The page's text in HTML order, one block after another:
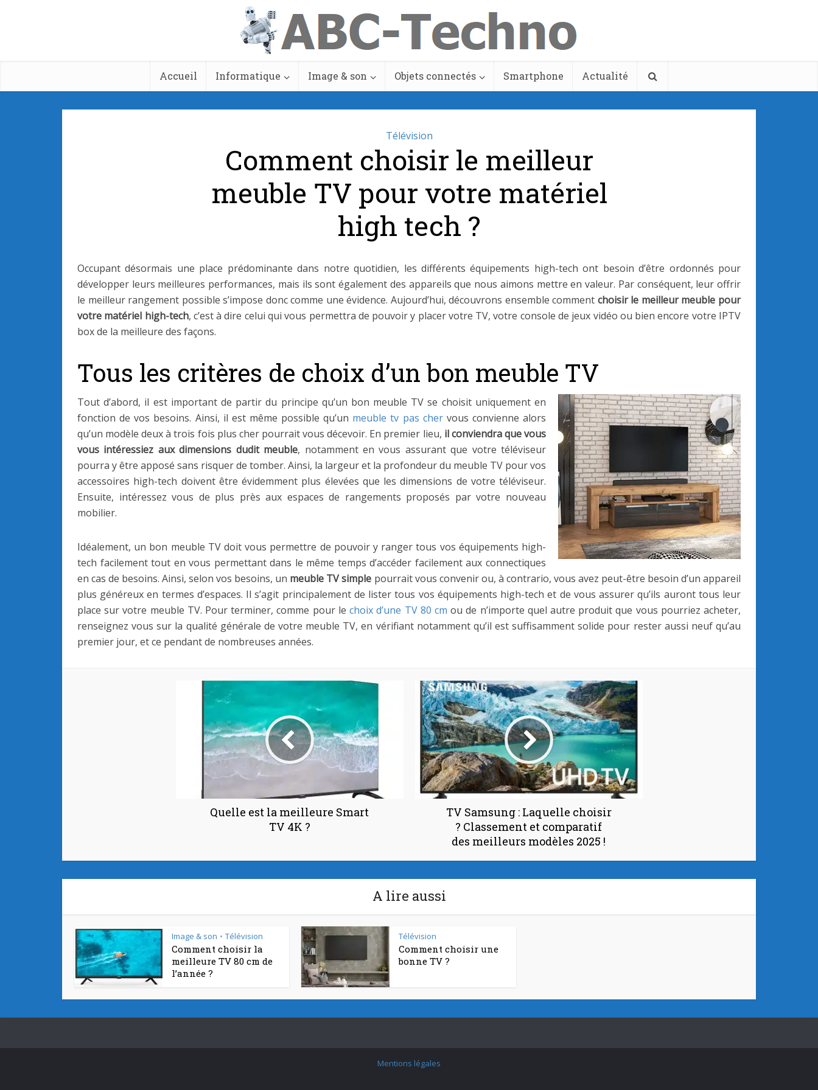
Accueil Informatique Image & son Objets connectés Smartphone Actualité
Télévision
Comment choisir le meilleur
meuble TV pour votre matériel
high tech ?
Occupant désormais une place prédominante dans notre quotidien, les différents équipements high-tech ont besoin d’être ordonnés pour
développer leurs meilleures performances, mais ils sont également des appareils que nous aimons mettre en valeur. Par conséquent, leur offrir
le meilleur rangement possible s’impose donc comme une évidence. Aujourd’hui, découvrons ensemble comment choisir le meilleur meuble pour
votre matériel high-tech, c’est à dire celui qui vous permettra de pouvoir y placer votre TV, votre console de jeux vidéo ou bien encore votre IPTV
box de la meilleure des façons.
Tous les critères de choix d’un bon meuble TV
Tout d’abord, il est important de partir du principe qu’un bon meuble TV se choisit uniquement en
fonction de vos besoins. Ainsi, il est même possible qu’un meuble tv pas chervous convienne alors
qu’un modèle deux à trois fois plus cher pourrait vous décevoir. En premier lieu, il conviendra que vous
vous intéressiez aux dimensions dudit meuble, notamment en vous assurant que votre téléviseur
pourra y être apposé sans risquer de tomber. Ainsi, la largeur et la profondeur du meuble TV pour vos
accessoires high-tech doivent être évidemment plus élevées que les dimensions de votre téléviseur.
Ensuite, intéressez vous de plus près aux espaces de rangements proposés par votre nouveau
mobilier.
Idéalement, un bon meuble TV doit vous permettre de pouvoir y ranger tous vos équipements high-
tech facilement tout en vous permettant dans le même temps d’accéder facilement aux connectiques
en cas de besoins. Ainsi, selon vos besoins, un meuble TV simple pourrait vous convenir ou, à contrario, vous avez peut-être besoin d’un appareil
plus généreux en termes d’espaces. Il s’agit principalement de lister tous vos équipements high-tech et de vous assurer qu’ils auront tous leur
place sur votre meuble TV. Pour terminer, comme pour lechoix d’une TV 80 cm ou de n’importe quel autre produit que vous pourriez acheter,
renseignez vous sur la qualité générale de votre meuble TV, en vérifiant notamment qu’il est suffisamment solide pour rester aussi neuf qu’au
premier jour, et ce pendant de nombreuses années.
Quelle est la meilleure Smart
TV 4K ?
TV Samsung : Laquelle choisir
? Classement et comparatif
des meilleurs modèles 2025 !
A lire aussi
Image & son • Télévision
Comment choisir la
meilleure TV 80 cm de
l’année ?
Télévision
Comment choisir une
bonne TV ?
Mentions légales